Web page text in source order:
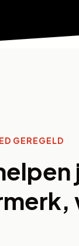
GEREGELD